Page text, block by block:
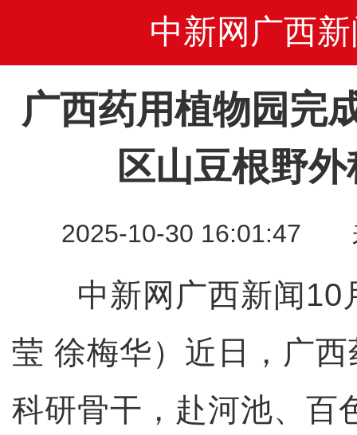
中新网广西新
广西药用植物园完
区山豆根野
2025-10-30 16:01:47
中新网广西新闻10
莹 徐梅华）近日，广
科研骨干，赴河池、百